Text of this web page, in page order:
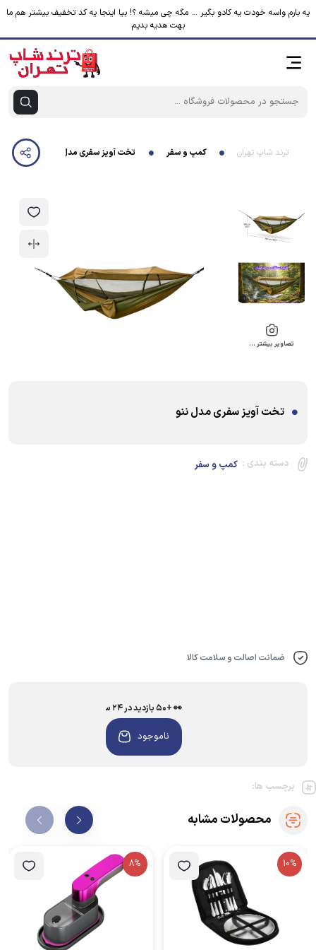
یه بارم واسه خودت یه کادو بگیر ... مگه چی میشه ؟! بیا اینجا یه کد تخفیف بیشتر هم ما
بهت هدیه بدیم
ترند شاپ تهران کمپ و سفر تخت آویز سفری مدل ننو
تصاویر بیشتر …
تخت آویز سفری مدل ننو
دسته بندی : کمپ و سفر
ضمانت اصالت و سلامت کالا
👀 +۵۰ بازدید در ۲۴ ساعت اخیر
ناموجود
برچسب ها:
محصولات مشابه
10%
8%